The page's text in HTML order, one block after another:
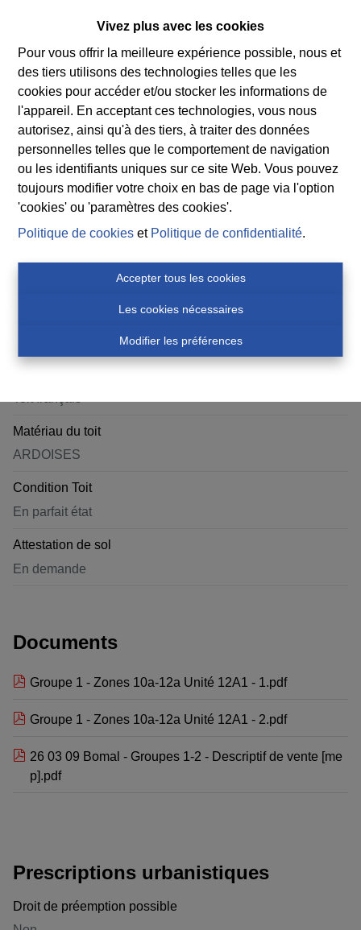
Vivez plus avec les cookies
Pour vous offrir la meilleure expérience possible, nous et
des tiers utilisons des technologies telles que les
cookies pour accéder et/ou stocker les informations de
l'appareil. En acceptant ces technologies, vous nous
autorisez, ainsi qu'à des tiers, à traiter des données
personnelles telles que le comportement de navigation
ou les identifiants uniques sur ce site Web. Vous pouvez
toujours modifier votre choix en bas de page via l'option
'cookies' ou 'paramètres des cookies'.
Politique de cookies et Politique de confidentialité.
Accepter tous les cookies
Les cookies nécessaires
Modifier les préférences
Construction
Construction
3 façades
Année de construction
2026
État du bien
Orientation façade arrière
Matériau du toit
ARDOISES
Condition Toit
En parfait état
Attestation de sol
En demande
Documents
Groupe 1 - Zones 10a-12a Unité 12A1 - 1.pdf
Groupe 1 - Zones 10a-12a Unité 12A1 - 2.pdf
26 03 09 Bomal - Groupes 1-2 - Descriptif de vente [me
p].pdf
Prescriptions urbanistiques
Droit de préemption possible